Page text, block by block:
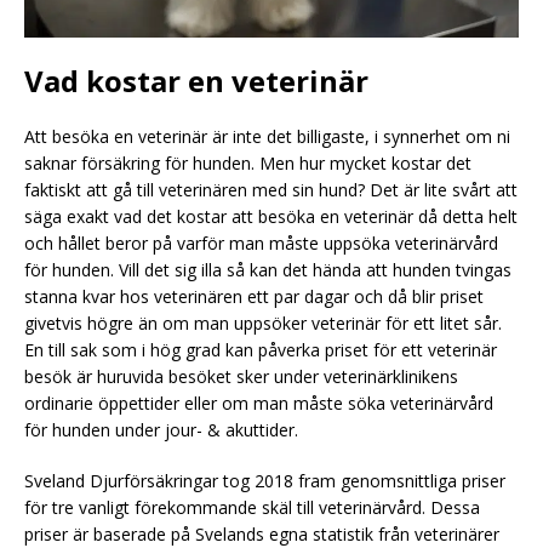
Vad kostar en veterinär
Att besöka en veterinär är inte det billigaste, i synnerhet om ni
saknar försäkring för hunden. Men hur mycket kostar det
faktiskt att gå till veterinären med sin hund? Det är lite svårt att
säga exakt vad det kostar att besöka en veterinär då detta helt
och hållet beror på varför man måste uppsöka veterinärvård
för hunden. Vill det sig illa så kan det hända att hunden tvingas
stanna kvar hos veterinären ett par dagar och då blir priset
givetvis högre än om man uppsöker veterinär för ett litet sår.
En till sak som i hög grad kan påverka priset för ett veterinär
besök är huruvida besöket sker under veterinärklinikens
ordinarie öppettider eller om man måste söka veterinärvård
för hunden under jour- & akuttider.
Sveland Djurförsäkringar tog 2018 fram genomsnittliga priser
för tre vanligt förekommande skäl till veterinärvård. Dessa
priser är baserade på Svelands egna statistik från veterinärer